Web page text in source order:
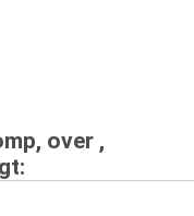
over ,